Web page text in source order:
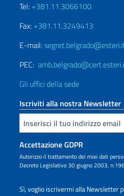
Tel: +381.11.3066100
Fax: +381.11.3249413
E-mail:
PEC:
Gli uffici della sede
Iscriviti alla nostra Newsletter
Inserisci la tua email
Accettazione GDPR
Autorizzo il trattamento dei miei dati
Decreto Legislativo 30 giugno 2003,
Sì, voglio iscrivermi alla Newsletter